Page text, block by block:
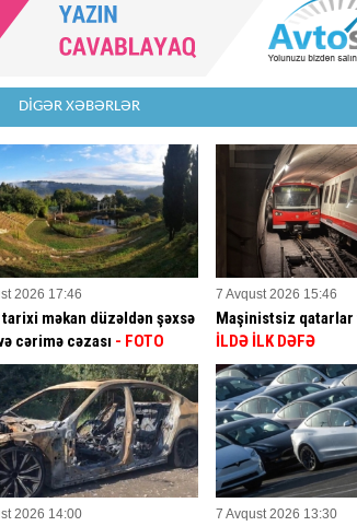
DİGƏR XƏBƏRLƏR
2026 17:46
tarixi məkan düzəldən şəxsə
cərimə cəzası - FOTO
7 Avqust 2026 15:46
Maşinistsiz
İLDƏ İLK DƏFƏ
2026 14:00 7 Avqust 2026 13:30